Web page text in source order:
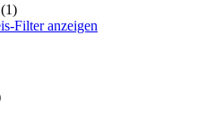
(1)
Filter anzeigen